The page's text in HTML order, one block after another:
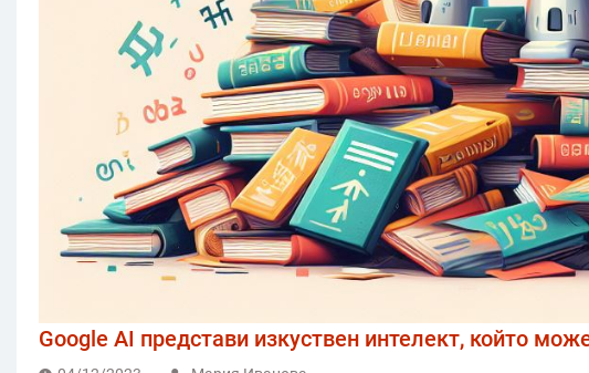
Google AI представи изкуствен интелект, който